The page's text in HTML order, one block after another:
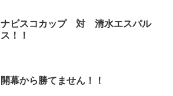
ナビスコカップ 対 清水エスパル
ス！！
開幕から勝てません！！